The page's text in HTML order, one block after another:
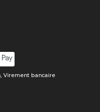
Virement bancaire